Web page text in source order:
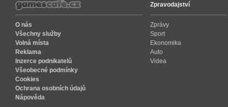
O nás
Všechny služby
Volná místa
Reklama
Inzerce podnikatelů
Všeobecné podmínky
Cookies
Ochrana osobních údajů
Nápověda
Zpravodajství
Zprávy
Sport
Ekonomika
Auto
Videa